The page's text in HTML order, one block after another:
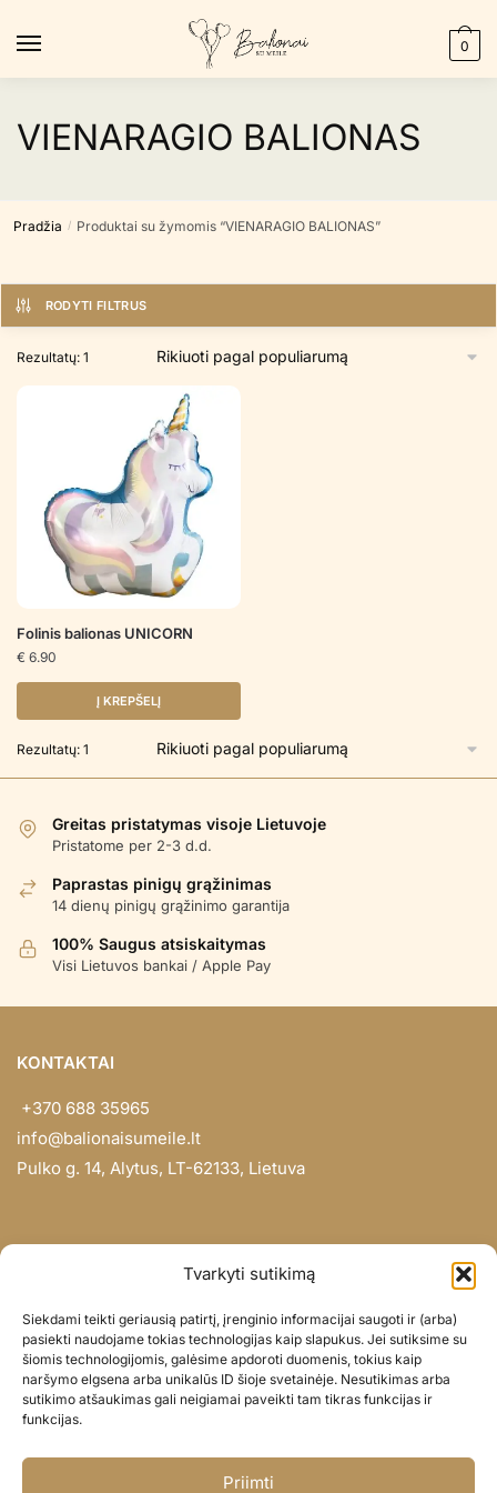
Tvarkyti sutikimą
Siekdami teikti geriausią patirtį, įrenginio informacijai saugoti ir (arba)
pasiekti naudojame tokias technologijas kaip slapukus. Jei sutiksime su
šiomis technologijomis, galėsime apdoroti duomenis, tokius kaip
naršymo elgsena arba unikalūs ID šioje svetainėje. Nesutikimas arba
sutikimo atšaukimas gali neigiamai paveikti tam tikras funkcijas ir
funkcijas.
Priimti
0
VIENARAGIO BALIONAS
Pradžia / Produktai su žymomis “VIENARAGIO BALIONAS”
RODYTI FILTRUS
Rezultatų: 1
Folinis balionas UNICORN
€ 6.90
Į KREPŠELĮ
Rezultatų: 1
Greitas pristatymas visoje Lietuvoje
Pristatome per 2-3 d.d.
Paprastas pinigų grąžinimas
14 dienų pinigų grąžinimo garantija
100% Saugus atsiskaitymas
Visi Lietuvos bankai / Apple Pay
KONTAKTAI
+370 688 35965
info@balionaisumeile.lt
Pulko g. 14, Alytus, LT-62133, Lietuva
Didmena
Darbų portfolio
Privatumo politika
Parduotuvės politika